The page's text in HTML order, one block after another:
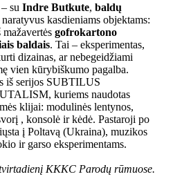
su Indre Butkute, baldų
kasdieniams objektams:
gofrokartono
baldais. Tai – eksperimentas,
dizainas, ar nebegeidžiami
vien kūrybiškumo pagalba.
iš serijos SUBTILUS
kuriems naudotas
klijai: modulinės lentynos,
, konsolė ir kėdė. Pastaroji po
į Poltavą (Ukraina), muzikos
ir garso eksperimentams.
KKKC Parodų rūmuose.